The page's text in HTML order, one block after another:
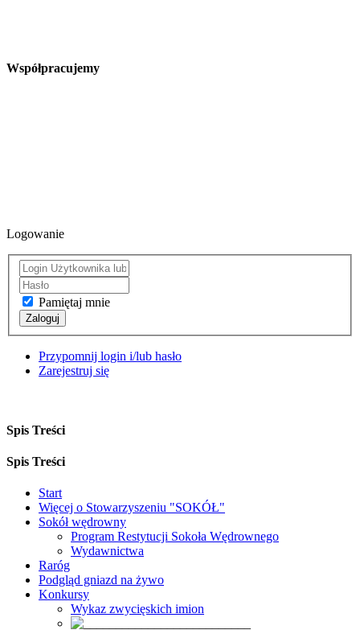
Współpracujemy
Logowanie
Pamiętaj mnie
Zaloguj
Przypomnij login i/lub hasło
Zarejestruj się
Spis Treści
Spis Treści
Start
Więcej o Stowarzyszeniu "SOKÓŁ"
Sokół wędrowny
Program Restytucji Sokoła Wędrownego
Wydawnictwa
Raróg
Podgląd gniazd na żywo
Konkursy
Wykaz zwycięskich imion